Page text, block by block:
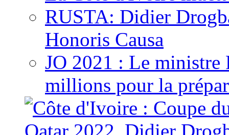
RUSTA: Didier
Honoris Causa
JO 2021 : Le ministre
millions pour la